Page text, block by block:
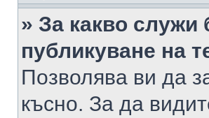
» За какво служи
публикуване на
Позволява ви да
късно. За да